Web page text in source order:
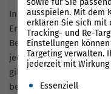
In diesem Sinne kann
Entscheidungen zur
Bei bestimmten
jedoch eine geringe
gilt für Seiten, auf
beispielsweise Affiliate-
ausspielen. Mit dem
erklären Sie sich mit
Tracking- und Re-
Einstellungen
Targeting verwalten.
jederzeit mit
Es folgt eine Liste
Essenziell